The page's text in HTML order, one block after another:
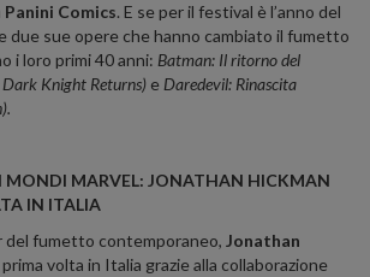
Comics. E se per il festival è l’anno del
due sue opere che hanno cambiato il fumetto
i loro primi 40 anni: Batman: Il ritorno del
Knight Returns) e Daredevil: Rinascita
MONDI MARVEL: JONATHAN HICKMAN
IN ITALIA
fumetto contemporaneo, Jonathan
prima volta in Italia grazie alla collaborazione